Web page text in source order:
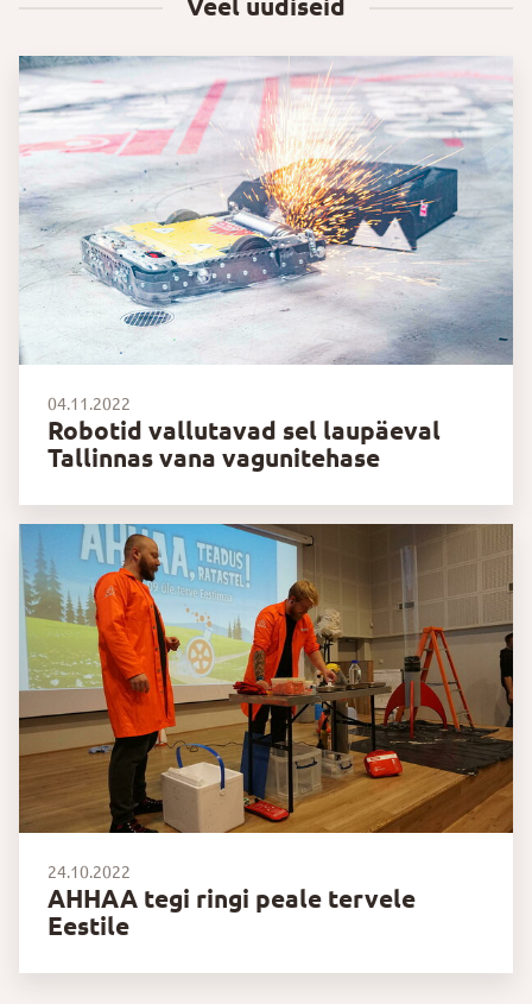
Veel uudiseid
04.11.2022
Robotid vallutavad sel laupäeval
Tallinnas vana vagunitehase
24.10.2022
AHHAA tegi ringi peale tervele
Eestile